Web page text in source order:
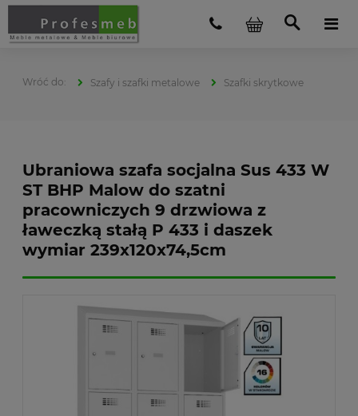
Szafy i szafki metalowe Szafki skrytkowe
Ubraniowa szafa socjalna Sus 433 W
ST BHP Malow do szatni
pracowniczych 9 drzwiowa z
ławeczką stałą P 433 i daszek
wymiar 239x120x74,5cm